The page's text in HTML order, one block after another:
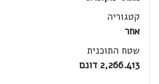
קטגוריה
אחר
שטח התוכנית
2,266.413 דונם